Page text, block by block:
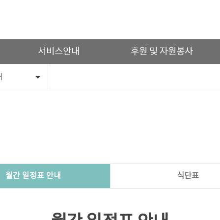
서비스안내 후원 및 자원봉사
월간 일정표 안내 식단표